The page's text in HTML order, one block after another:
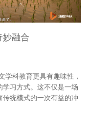
妙融合
学科教育更具有趣味性，
习方式。这不仅是一场
统模式的一次有益的冲